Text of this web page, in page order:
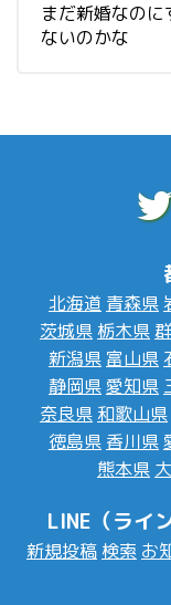
まだ新婚なの
ないのかな
北海道 青森県
茨城県 栃木県
新潟県 富山県
静岡県愛知県
奈良県 和歌山県
徳島県 香川県
熊本県
LINE（ライ
新規投稿 検索 お